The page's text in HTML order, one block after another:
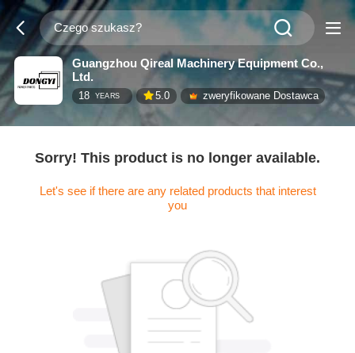
Guangzhou Qireal Machinery Equipment Co.,
Ltd.
18 YEARS 5.0 zweryfikowane Dostawca
Sorry! This product is no longer available.
Let's see if there are any related products that interest
you